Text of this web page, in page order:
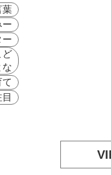
葉
ー
ー
ど
な
て